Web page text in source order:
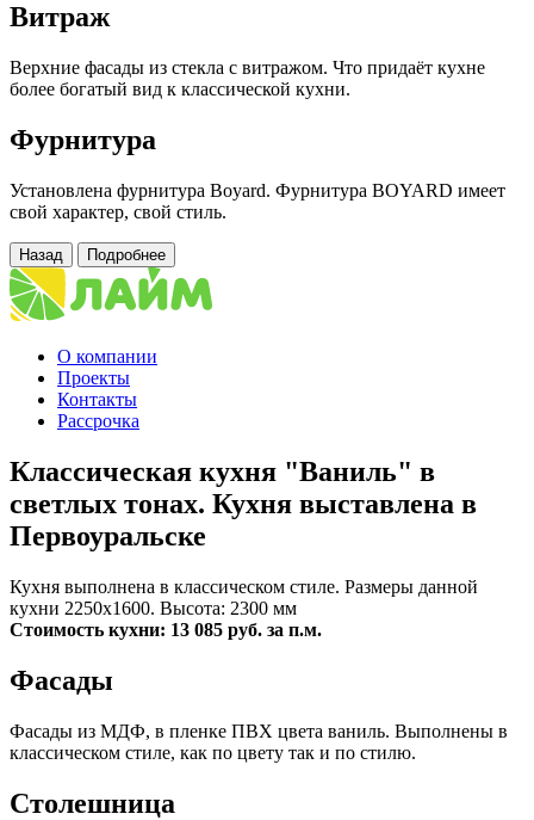
Витраж
Верхние фасады из стекла с витражом. Что придаёт кухне
более богатый вид к классической кухни.
Фурнитура
Установлена фурнитура Boyard. Фурнитура BOYARD имеет
свой характер, свой стиль.
Назад Подробнее
О компании
Проекты
Контакты
Рассрочка
Классическая кухня "Ваниль" в
светлых тонах. Кухня выставлена в
Первоуральске
Кухня выполнена в классическом стиле. Размеры данной
кухни 2250х1600. Высота: 2300 мм
Стоимость кухни: 13 085 руб. за п.м.
Фасады
Фасады из МДФ, в пленке ПВХ цвета ваниль. Выполнены в
классическом стиле, как по цвету так и по стилю.
Столешница